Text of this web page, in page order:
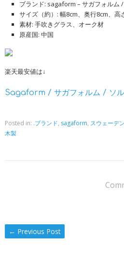
ブランド: sagaform – サガフォルム
サイズ（約）: 幅8cm、奥行8cm、高
素材: 手吹きグラス、オーク材
原産国: 中国
楽天最安値は↓
Sagaform / サガフォルム / ソル
Posted in: .ブランド, sagaform, スウェーデン
木製
← Previous Post